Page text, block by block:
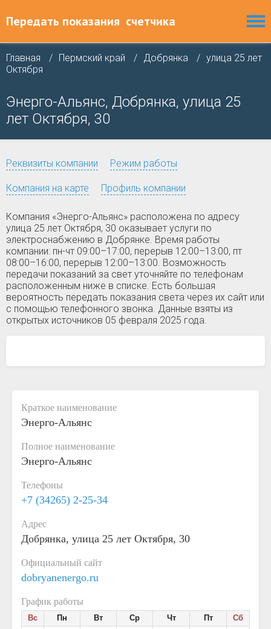
Передать показания счетчика
Главная Пермский край Добрянка
улица 25 лет
Октября
Энерго-Альянс, Добрянка, улица 25
лет Октября, 30
Реквизиты компании Режим работы
Компания на карте Профиль компании
Компания «Энерго-Альянс» расположена по адресу
улица 25 лет Октября, 30 оказывает услуги по
электроснабжению в Добрянке. Время работы
компании: пн-чт 09:00–17:00, перерыв 12:00–13:00, пт
08:00–16:00, перерыв 12:00–13:00. Возможность
передачи показаний за свет уточняйте по телефонам
расположенным ниже в списке. Есть большая
вероятность передать показания света через их сайт или
с помощью телефонного звонка. Данные взяты из
открытых источников 05 февраля 2025 года.
Краткое наименование
Энерго-Альянс
Полное наименование
Энерго-Альянс
Телефоны
+7 (34265) 2-25-34
Адрес
Добрянка, улица 25 лет Октября, 30
Официальный сайт
dobryanenergo.ru
График работы
Вс Пн Вт Ср Чт Пт Сб